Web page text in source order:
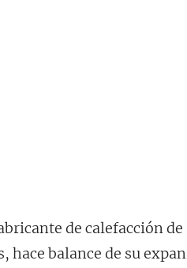
de calefacción
hace balance de su